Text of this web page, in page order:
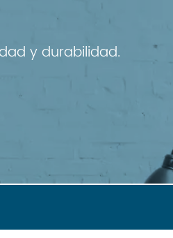
General
Hisense
LG
y durabilidad.